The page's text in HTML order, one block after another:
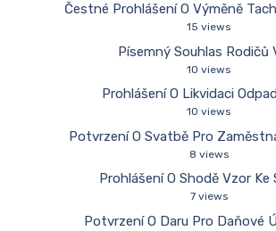
Čestné Prohlášení O Výměně
15 views
Písemný Souhlas Rodičů
10 views
Prohlášení O Likvidaci
10 views
Potvrzení O Svatbě Pro
8 views
Prohlášení O Shodě Vzor Ke
7 views
Potvrzení O Daru Pro Daňové